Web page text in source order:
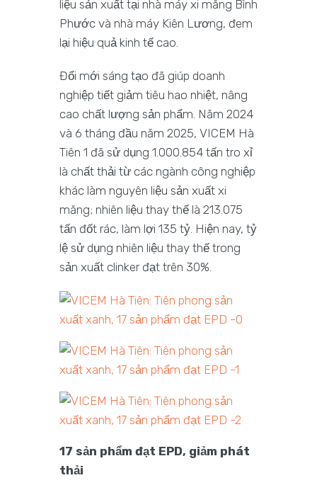
liệu sản xuất tại nhà máy xi măng Bình
Phước và nhà máy Kiên Lương, đem
lại hiệu quả kinh tế cao.
Đổi mới sáng tạo đã giúp doanh
nghiệp tiết giảm tiêu hao nhiệt, nâng
cao chất lượng sản phẩm. Năm 2024
và 6 tháng đầu năm 2025, VICEM Hà
Tiên 1 đã sử dụng 1.000.854 tấn tro xỉ
là chất thải từ các ngành công nghiệp
khác làm nguyên liệu sản xuất xi
măng; nhiên liệu thay thế là 213.075
tấn đốt rác, làm lợi 135 tỷ. Hiện nay, tỷ
lệ sử dụng nhiên liệu thay thế trong
sản xuất clinker đạt trên 30%.
17 sản phẩm đạt EPD, giảm phát
thải